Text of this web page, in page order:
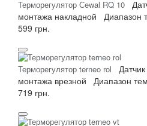
Терморегулятор Сewal RQ 10
монтажа накладной Диапазон
599 грн.
Терморегулятор terneo rol
монтажа врезной Диапазон
719 грн.